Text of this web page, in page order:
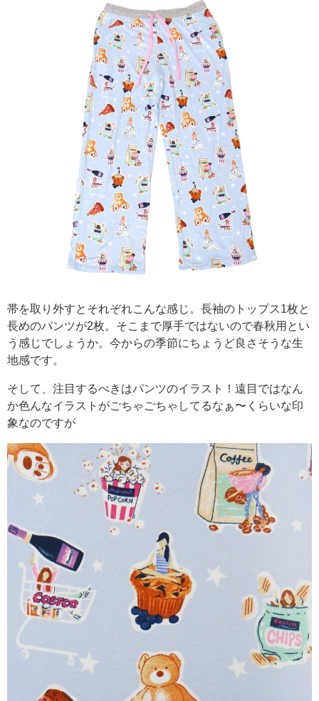
帯を取り外すとそれぞれこんな感じ。長袖のトップス1枚と
長めのパンツが2枚。そこまで厚手ではないので春秋用とい
う感じでしょうか。今からの季節にちょうど良さそうな生
地感です。
そして、注目するべきはパンツのイラスト！遠目ではなん
か色んなイラストがごちゃごちゃしてるなぁ〜くらいな印
象なのですが